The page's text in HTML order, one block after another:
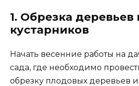
1. Обрезка деревьев
кустарников
Начать весенние работы на
сада, где необходимо
обрезку плодовых деревьев